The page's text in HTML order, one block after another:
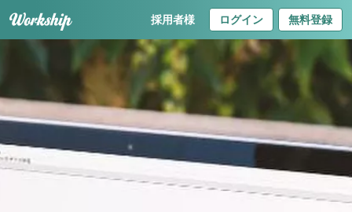
採用者様 ログイン 無料登録